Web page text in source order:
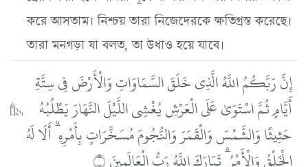
করে আসতাম। নিশ্চয় তারা নিজেদেরকে ক্ষতিগ্রস্ত করেছে।
তারা মনগড়া যা বলত, তা উধাও হয়ে যাবে।
إِنَّ رَبَّكُمُ اللَّهُ الَّذِي خَلَقَ السَّمَاوَاتِ وَالْأَرْضَ فِي سِتَّةِ
أَيَّامٍ ثُمَّ اسْتَوَىٰ عَلَى الْعَرْشِ يُغْشِي اللَّيْلَ النَّهَارَ يَطْلُبُهُ
حَثِيثًا وَالشَّمْسَ وَالْقَمَرَ وَالنُّجُومَ مُسَخَّرَاتٍ بِأَمْرِهِ ۗ أَلَا لَهُ
الْخَلْقُ وَالْأَمْرُ ۗ تَبَارَكَ اللَّهُ رَبُّ الْعَالَمِينَ ۝